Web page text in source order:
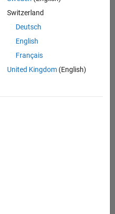
Switzerland
Deutsch
English
Français
United Kingdom(English)